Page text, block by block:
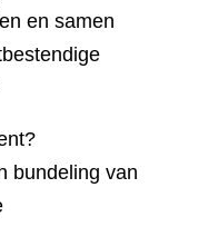
en samen
bundeling van